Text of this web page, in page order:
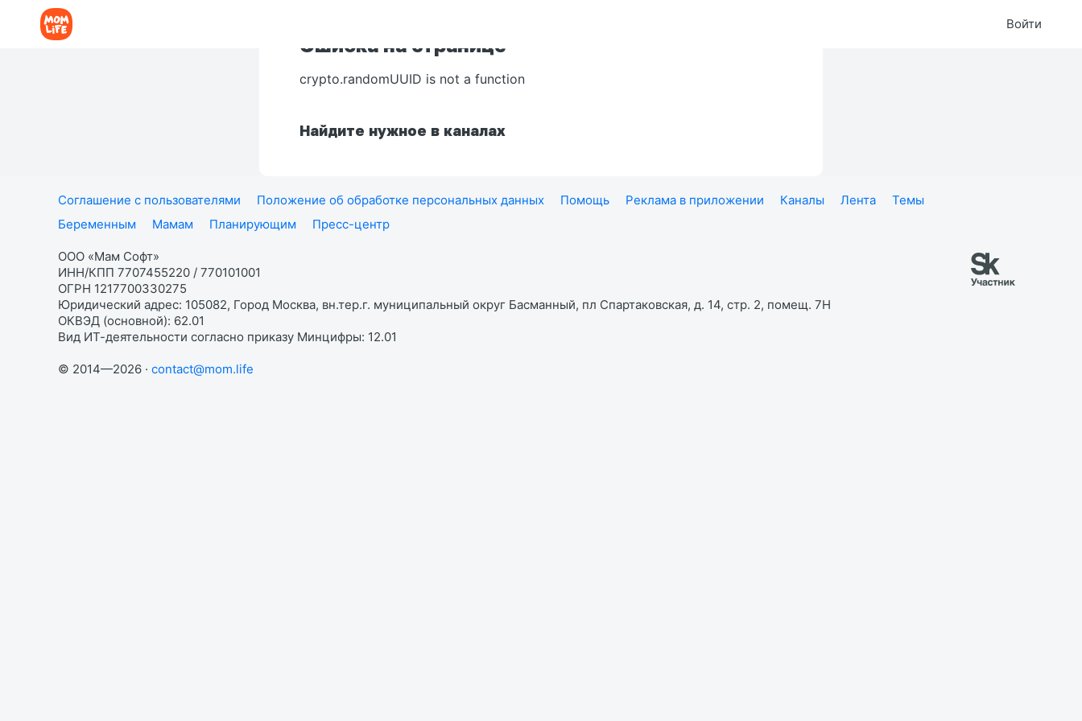
Войти
Ошибка на странице
crypto.randomUUID is not a function
Найдите нужное в каналах
Соглашение с пользователями Положение об обработке персональных данных Помощь Реклама в приложении Каналы Лента
Темы
Беременным
Мамам Планирующим Пресс-центр
ООО «Мам Софт»
ИНН/КПП 7707455220 / 770101001
ОГРН 1217700330275
Юридический адрес: 105082, Город Москва, вн.тер.г. муниципальный округ Басманный, пл Спартаковская, д. 14, стр. 2, помещ. 7Н
ОКВЭД (основной): 62.01
Вид ИТ-деятельности согласно приказу Минцифры: 12.01
© 2014—2026 · contact@mom.life